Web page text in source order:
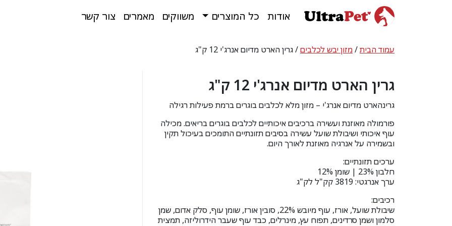
אודות כל המוצרים משווקים מאמרים צור קשר
עמוד הבית/מזון יבש לכלבים/ גרין הארט מדיום אנרג'י 12 ק"ג
גרין הארט מדיום אנרג'י 12 ק"ג
גרינהארט מדיום אנרג'י – מזון מלא לכלבים בוגרים ברמת פעילות רגילה
פורמולה מאוזנת ועשירה ברכיבים איכותיים לכלבים בוגרים בריאים. מכילה
עוף איכותי ושיבולת שועל עשירה בסיבים תזונתיים התומכים בעיכול תקין
ובשמירה על אנרגיה מאוזנת לאורך היום.
ערכים תזונתיים:
חלבון 23% | שומן 12%
ערך אנרגטי: 3819 קק"ל לק"ג
רכיבים:
שיבולת שועל, אורז, עוף מיובש 22%, סובין אורז, שומן עוף, סלק אדום, שמן
סלמון ושמן סרדינים, תפוח עץ, מינרלים, כבד עוף שעבר הידרוליזה, תמצית